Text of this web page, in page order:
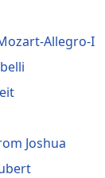
Allegro-I
Joshua